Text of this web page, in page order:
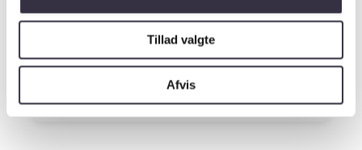
Tillad valgte
Afvis
Send tilmelding